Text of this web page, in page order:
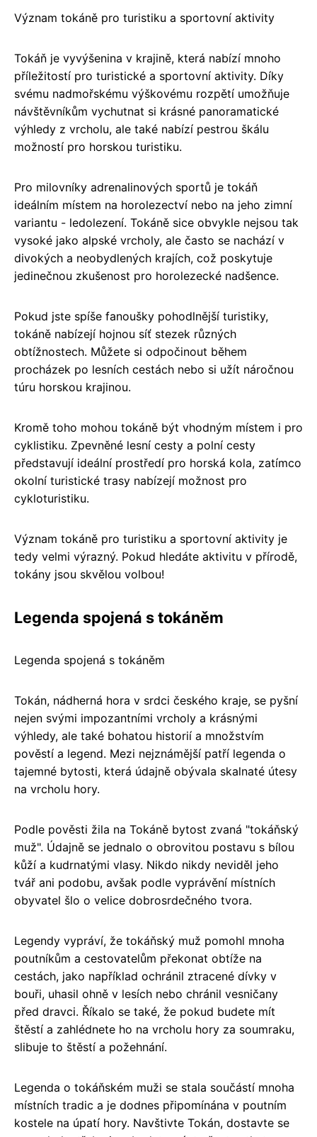
Význam tokáně pro turistiku a sportovní aktivity
Tokáň je vyvýšenina v krajině, která nabízí mnoho
příležitostí pro turistické a sportovní aktivity. Díky
svému nadmořskému výškovému rozpětí umožňuje
návštěvníkům vychutnat si krásné panoramatické
výhledy z vrcholu, ale také nabízí pestrou škálu
možností pro horskou turistiku.
Pro milovníky adrenalinových sportů je tokáň
ideálním místem na horolezectví nebo na jeho zimní
variantu - ledolezení. Tokáně sice obvykle nejsou tak
vysoké jako alpské vrcholy, ale často se nachází v
divokých a neobydlených krajích, což poskytuje
jedinečnou zkušenost pro horolezecké nadšence.
Pokud jste spíše fanoušky pohodlnější turistiky,
tokáně nabízejí hojnou síť stezek různých
obtížnostech. Můžete si odpočinout během
procházek po lesních cestách nebo si užít náročnou
túru horskou krajinou.
Kromě toho mohou tokáně být vhodným místem i pro
cyklistiku. Zpevněné lesní cesty a polní cesty
představují ideální prostředí pro horská kola, zatímco
okolní turistické trasy nabízejí možnost pro
cykloturistiku.
Význam tokáně pro turistiku a sportovní aktivity je
tedy velmi výrazný. Pokud hledáte aktivitu v přírodě,
tokány jsou skvělou volbou!
Legenda spojená s tokáněm
Legenda spojená s tokáněm
Tokán, nádherná hora v srdci českého kraje, se pyšní
nejen svými impozantními vrcholy a krásnými
výhledy, ale také bohatou historií a množstvím
pověstí a legend. Mezi nejznámější patří legenda o
tajemné bytosti, která údajně obývala skalnaté útesy
na vrcholu hory.
Podle pověsti žila na Tokáně bytost zvaná "tokáňský
muž". Údajně se jednalo o obrovitou postavu s bílou
kůží a kudrnatými vlasy. Nikdo nikdy neviděl jeho
tvář ani podobu, avšak podle vyprávění místních
obyvatel šlo o velice dobrosrdečného tvora.
Legendy vypráví, že tokáňský muž pomohl mnoha
poutníkům a cestovatelům překonat obtíže na
cestách, jako například ochránil ztracené dívky v
bouři, uhasil ohně v lesích nebo chránil vesničany
před dravci. Říkalo se také, že pokud budete mít
štěstí a zahlédnete ho na vrcholu hory za soumraku,
slibuje to štěstí a požehnání.
Legenda o tokáňském muži se stala součástí mnoha
místních tradic a je dodnes připomínána v poutním
kostele na úpatí hory. Navštivte Tokán, dostavte se